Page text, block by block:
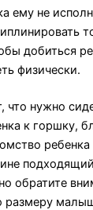
ему не
добиться
физически.
что нужно
к горшку,
обратите